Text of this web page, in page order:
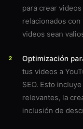
para crear
relacionados
videos sean
Optimización
tus videos a
SEO. Esto
relevantes, la
inclusión de